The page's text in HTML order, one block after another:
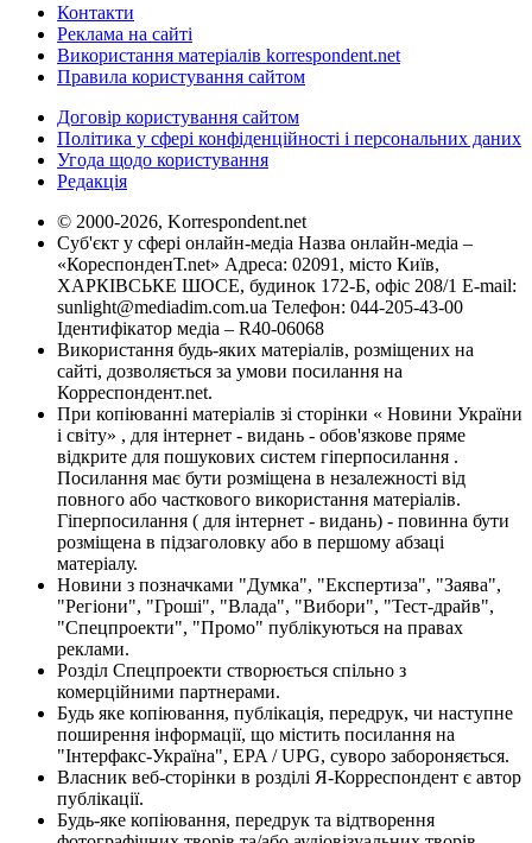
Контакти
Реклама на сайті
Використання матеріалів korrespondent.net
Правила користування сайтом
Договір користування сайтом
Політика у сфері конфіденційності і персональних даних
Угода щодо користування
Редакція
© 2000-2026, Korrespondent.net
Суб'єкт у сфері онлайн-медіа Назва онлайн-медіа –
«КореспонденТ.net» Адреса: 02091, місто Київ,
ХАРКІВСЬКЕ ШОСЕ, будинок 172-Б, офіс 208/1 E-mail:
sunlight@mediadim.com.ua Телефон: 044-205-43-00
Ідентифікатор медіа – R40-06068
Використання будь-яких матеріалів, розміщених на
сайті, дозволяється за умови посилання на
Корреспондент.net.
При копіюванні матеріалів зі сторінки « Новини України
і світу» , для інтернет - видань - обов'язкове пряме
відкрите для пошукових систем гіперпосилання .
Посилання має бути розміщена в незалежності від
повного або часткового використання матеріалів.
Гіперпосилання ( для інтернет - видань) - повинна бути
розміщена в підзаголовку або в першому абзаці
матеріалу.
Новини з позначками "Думка", "Експертиза", "Заява",
"Регіони", "Гроші", "Влада", "Вибори", "Тест-драйв",
"Спецпроекти", "Промо" публікуються на правах
реклами.
Розділ Спецпроекти створюється спільно з
комерційними партнерами.
Будь яке копіювання, публікація, передрук, чи наступне
поширення інформації, що містить посилання на
"Інтерфакс-Україна", EPA / UPG, суворо забороняється.
Власник веб-сторінки в розділі Я-Корреспондент є автор
публікації.
Будь-яке копіювання, передрук та відтворення